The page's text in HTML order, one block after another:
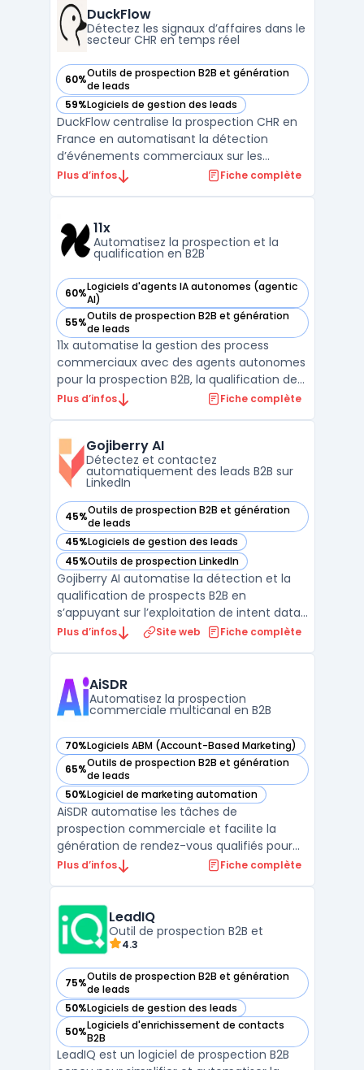
d’informations entre différents outils.
Copper permet la cen ...
DuckFlow
Détectez les signaux d’affaires dans le
secteur CHR en temps réel
60%Outils de prospection B2B et génération
de leads
— voir DuckFlow dans cette catégorie
59%Logiciels de gestion des leads
— voir DuckFlow dans cette catégorie
DuckFlow centralise la prospection CHR en
France en automatisant la détection
d’événements commerciaux sur les
marchés des cafés, hôtels et restaurants.
faciliter l’identification rapide de nouveaux
projets, ouvertures ...
Plus d’infos Fiche complète
11x
Automatisez la prospection et la
qualification en B2B
60%Logiciels d'agents IA autonomes (agentic
AI)
— voir 11x dans cette catégorie
55%Outils de prospection B2B et génération
de leads
— voir 11x dans cette catégorie
11x automatise la gestion des process
commerciaux avec des agents autonomes
pour la prospection B2B, la qualification de
leads et la prise de rendez-vous. Entreprises
contacts multi-sources, sans allonger les
cycles ...
Plus d’infos Fiche complète
Gojiberry AI
Détectez et contactez
automatiquement des leads B2B sur
LinkedIn
45%Outils de prospection B2B et génération
de leads
— voir Gojiberry AI dans cette catégorie
45%Logiciels de gestion des leads
— voir Gojiberry AI dans cette catégorie
45%Outils de prospection LinkedIn
— voir Gojiberry AI dans cette catégorie
Gojiberry AI automatise la détection et la
qualification de prospects B2B en
s’appuyant sur l’exploitation de intent data.
Ce logiciel s’adresse aux fondateurs, aux
multiplier les outils. De nombreuses petites
entrep ...
Plus d’infos Site web Fiche complète
AiSDR
Automatisez la prospection
commerciale multicanal en B2B
70%Logiciels ABM (Account-Based Marketing)
— voir AiSDR dans cette catégorie
65%Outils de prospection B2B et génération
de leads
— voir AiSDR dans cette catégorie
50%Logiciel de marketing automation
— voir AiSDR dans cette catégorie
AiSDR automatise les tâches de
prospection commerciale et facilite la
génération de rendez-vous qualifiés pour
les équipes orientées pipeline. Le produit
impliqués dans la gestion de processus de
prospection. En centralisan ...
Plus d’infos Fiche complète
LeadIQ
Outil de prospection B2B et
4.3
75%Outils de prospection B2B et génération
de leads
— voir LeadIQ dans cette catégorie
50%Logiciels de gestion des leads
— voir LeadIQ dans cette catégorie
50%Logiciels d'enrichissement de contacts
B2B
— voir LeadIQ dans cette catégorie
LeadIQ est un logiciel de prospection B2B